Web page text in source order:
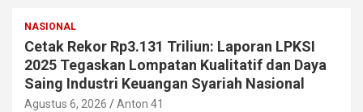
NASIONAL
Cetak Rekor Rp3.131 Triliun: Laporan LPKSI
2025 Tegaskan Lompatan Kualitatif dan Daya
Saing Industri Keuangan Syariah Nasional
Agustus 6, 2026 Anton 41